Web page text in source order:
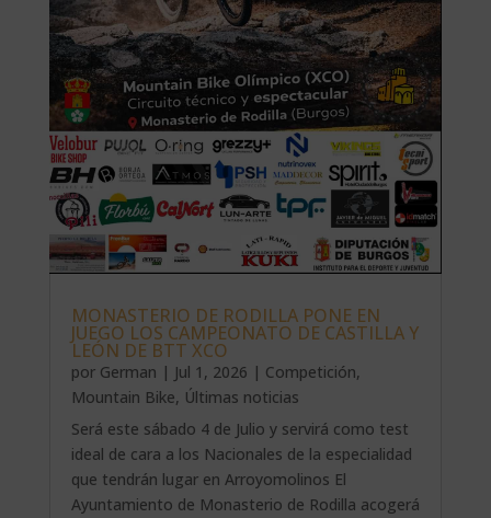
MONASTERIO DE RODILLA PONE EN
JUEGO LOS CAMPEONATO DE CASTILLA Y
LEÓN DE BTT XCO
por German | Jul 1, 2026 | Competición,
Mountain Bike, Últimas noticias
Será este sábado 4 de Julio y servirá como test
ideal de cara a los Nacionales de la especialidad
que tendrán lugar en Arroyomolinos El
Ayuntamiento de Monasterio de Rodilla acogerá